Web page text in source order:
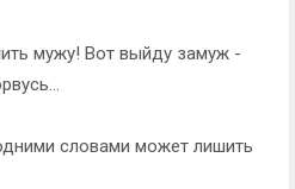
мужу! Вот выйду замуж -
словами может лишить